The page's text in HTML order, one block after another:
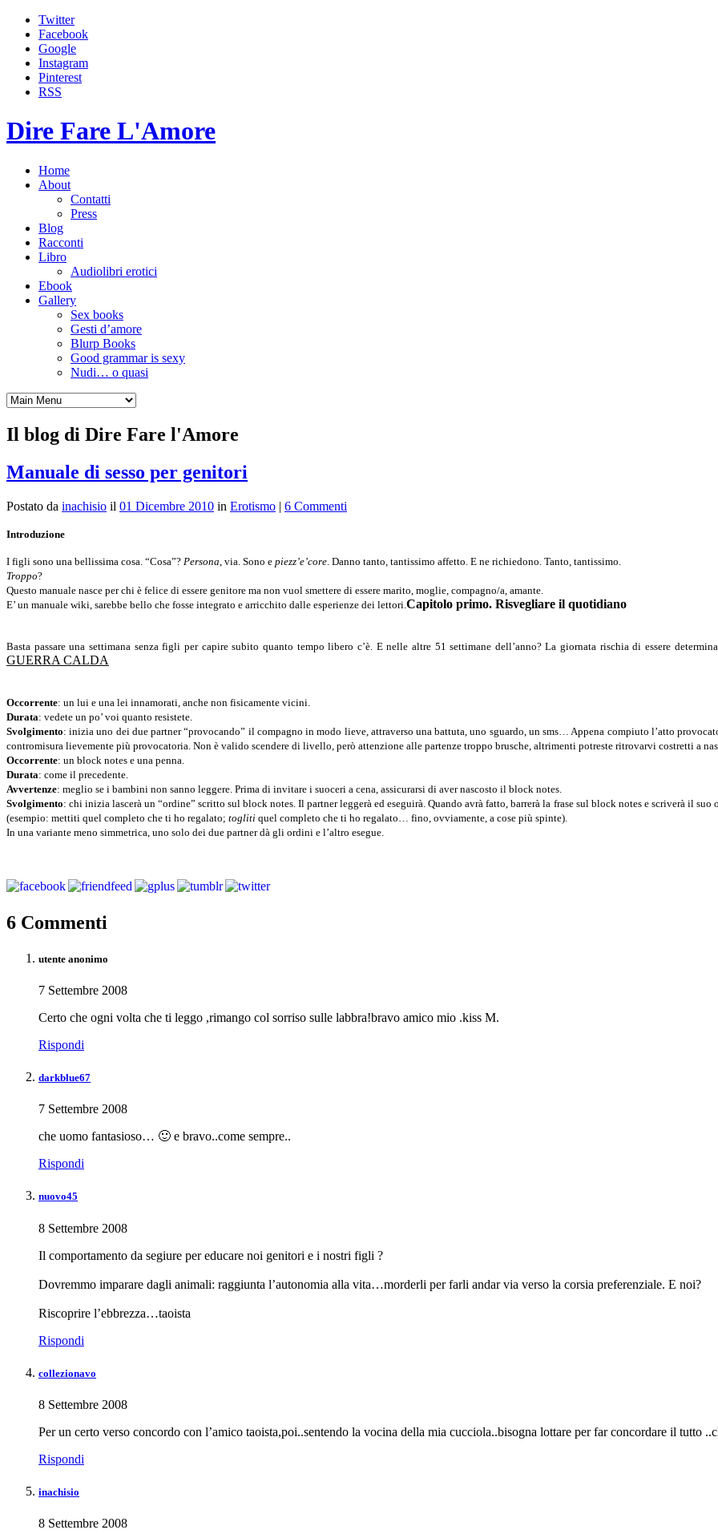
Twitter
Facebook
Google
Instagram
Pinterest
RSS
Dire Fare L'Amore
Home
About
Contatti
Press
Blog
Racconti
Libro
Audiolibri erotici
Ebook
Gallery
Sex books
Gesti d’amore
Blurp Books
Good grammar is sexy
Nudi… o quasi
Il blog di Dire Fare l'Amore
Manuale di sesso per genitori
Postato da inachisio il 01 Dicembre 2010 in Erotismo | 6 Commenti
Introduzione
I figli sono una bellissima cosa. “Cosa”? Persona , via. Sono e piezz’e’core . Danno tanto, tantissimo affetto. E ne richiedono. Tanto, tantissimo.
Troppo?
Questo manuale nasce per chi è felice di essere genitore ma non vuol smettere di essere marito, moglie, compagno/a, amante.
E’ un manuale wiki, sarebbe bello che fosse integrato e arricchito dalle esperienze dei lettori. Capitolo primo. Risvegliare il quotidiano
Basta passare una settimana senza figli per capire subito quanto tempo libero c’è. E nelle altre 51 settimane dell’anno? La giornata rischia di essere
GUERRA CALDA
Occorrente: un lui e una lei innamorati, anche non fisicamente vicini.
Durata: vedete un po’ voi quanto resistete.
Svolgimento: inizia uno dei due partner “provocando” il compagno in modo lieve, attraverso una battuta, uno sguardo, un sms… Appena compiuto l’atto
contromisura lievemente più provocatoria. Non è valido scendere di livello, però attenzione alle partenze troppo brusche, altrimenti potreste ritrovarvi costretti a
Occorrente: un block notes e una penna.
Durata: come il precedente.
Avvertenze: meglio se i bambini non sanno leggere. Prima di invitare i suoceri a cena, assicurarsi di aver nascosto il block notes.
Svolgimento: chi inizia lascerà un “ordine” scritto sul block notes. Il partner leggerà ed eseguirà. Quando avrà fatto, barrerà la frase sul block notes e scriverà il
(esempio: mettiti quel completo che ti ho regalato; togliti quel completo che ti ho regalato… fino, ovviamente, a cose più spinte).
In una variante meno simmetrica, uno solo dei due partner dà gli ordini e l’altro esegue.
6 Commenti
utente anonimo
7 Settembre 2008
Certo che ogni volta che ti leggo ,rimango col sorriso sulle labbra!bravo amico mio .kiss M.
Rispondi
darkblue67
7 Settembre 2008
che uomo fantasioso… 🙂 e bravo..come sempre..
Rispondi
nuovo45
8 Settembre 2008
Il comportamento da segiure per educare noi genitori e i nostri figli ?
Dovremmo imparare dagli animali: raggiunta l’autonomia alla vita…morderli per farli andar via verso la corsia preferenziale. E noi?
Riscoprire l’ebbrezza…taoista
Rispondi
collezionavo
8 Settembre 2008
Per un certo verso concordo con l’amico taoista,poi..sentendo la vocina della mia cucciola..bisogna lottare per far concordare il tutto
Rispondi
inachisio
8 Settembre 2008